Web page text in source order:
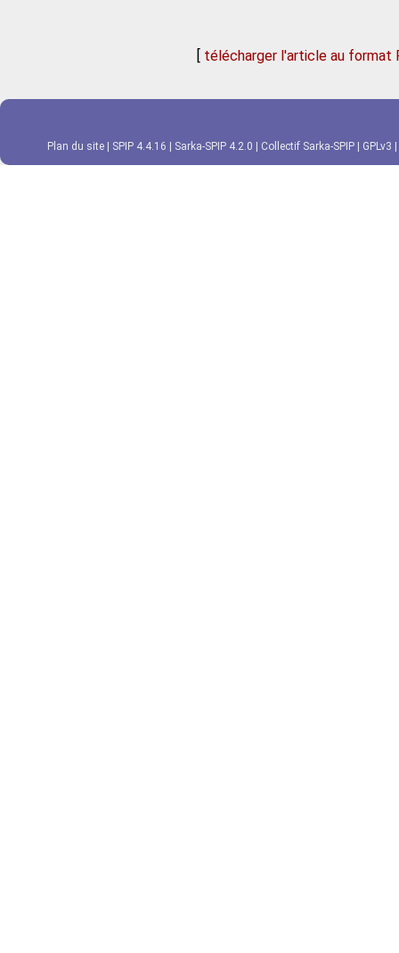
[ télécharger l'article au format
Plan du site SPIP 4.4.16 Sarka-SPIP 4.2.0 Collectif Sarka-SPIP GPLv3